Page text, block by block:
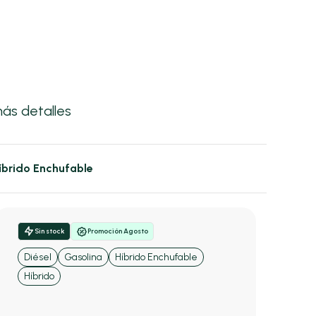
detalles
Enchufable
Sin stock Promoción Agosto
Diésel Gasolina
Híbrido Enchufable
Híbrido